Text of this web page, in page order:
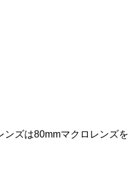
ズは80mmマクロレンズを